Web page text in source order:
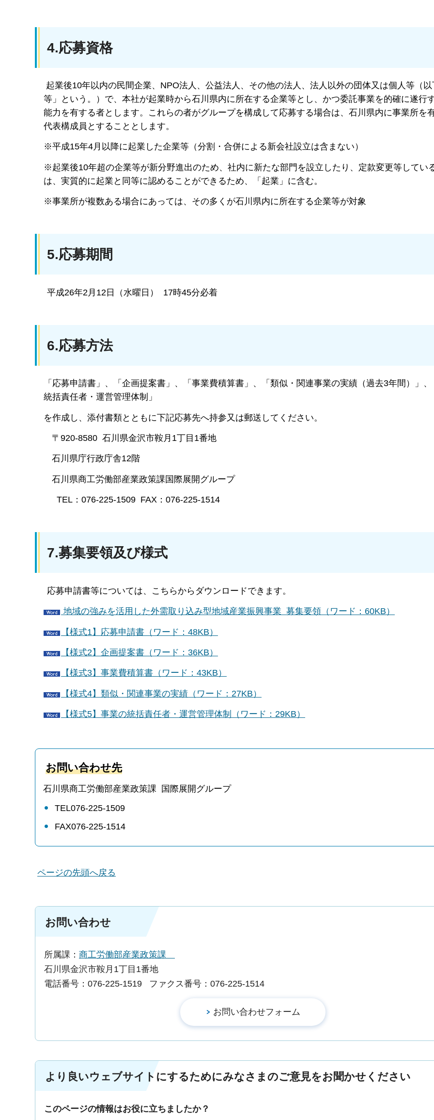
4.応募資格
起業後10年以内の民間企業、NPO法人、公益法人、その他の法人、法人以外の団体又は個人等（
等」という。）で、本社が起業時から石川県内に所在する企業等とし、かつ委託事業を的確に遂行
能力を有する者とします。これらの者がグループを構成して応募する場合は、石川県内に事業所を
代表構成員とすることとします。
※平成15年4月以降に起業した企業等（分割・合併による新会社設立は含まない）
※起業後10年超の企業等が新分野進出のため、社内に新たな部門を設立したり、定款変更等してい
は、実質的に起業と同等に認めることができるため、「起業」に含む。
※事業所が複数ある場合にあっては、その多くが石川県内に所在する企業等が対象
5.応募期間
平成26年2月12日（水曜日） 17時45分必着
6.応募方法
「応募申請書」、「企画提案書」、「事業費積算書」、「類似・関連事業の実績（過去3年間）」
統括責任者・運営管理体制」
を作成し、添付書類とともに下記応募先へ持参又は郵送してください。
〒920-8580 石川県金沢市鞍月1丁目1番地
石川県庁行政庁舎12階
石川県商工労働部産業政策課国際展開グループ
TEL：076-225-1509 FAX：076-225-1514
7.募集要領及び様式
応募申請書等については、こちらからダウンロードできます。
地域の強みを活用した外需取り込み型地域産業振興事業 募集要領（ワード：60KB）
【様式1】応募申請書（ワード：48KB）
【様式2】企画提案書（ワード：36KB）
【様式3】事業費積算書（ワード：43KB）
【様式4】類似・関連事業の実績（ワード：27KB）
【様式5】事業の統括責任者・運営管理体制（ワード：29KB）
お問い合わせ先
石川県商工労働部産業政策課 国際展開グループ
TEL076-225-1509
FAX076-225-1514
ページの先頭へ戻る
お問い合わせ
所属課： 商工労働部産業政策課
石川県金沢市鞍月1丁目1番地
電話番号：076-225-1519
ファクス番号：076-225-1514
より良いウェブサイトにするためにみなさまのご意見をお聞かせください
このページの情報はお役に立ちましたか？